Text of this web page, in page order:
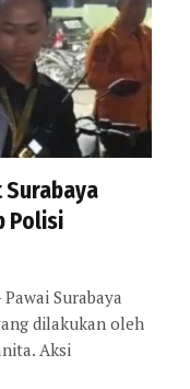
Surabaya
Polisi
Pawai Surabaya
dilakukan oleh
Aksi